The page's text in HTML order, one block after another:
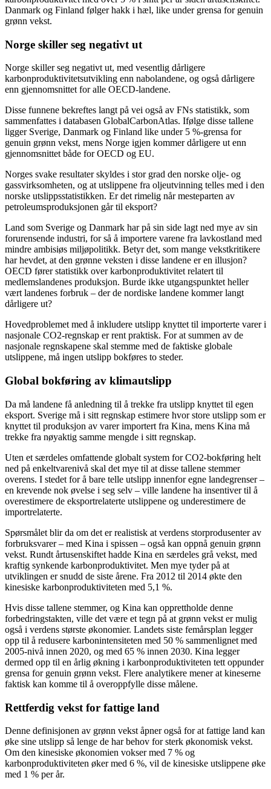
Danmark og Finland følger hakk i hæl, like under grensa for genuin
grønn vekst.
Norge skiller seg negativt ut
Norge skiller seg negativt ut, med vesentlig dårligere
karbonproduktivitetsutvikling enn nabolandene, og også dårligere
enn gjennomsnittet for alle OECD-landene.
Disse funnene bekreftes langt på vei også av FNs statistikk, som
sammenfattes i databasen GlobalCarbonAtlas. Ifølge disse tallene
ligger Sverige, Danmark og Finland like under 5 %-grensa for
genuin grønn vekst, mens Norge igjen kommer dårligere ut enn
gjennomsnittet både for OECD og EU.
Norges svake resultater skyldes i stor grad den norske olje- og
gassvirksomheten, og at utslippene fra oljeutvinning telles med i den
norske utslippsstatistikken. Er det rimelig når mesteparten av
petroleumsproduksjonen går til eksport?
Land som Sverige og Danmark har på sin side lagt ned mye av sin
forurensende industri, for så å importere varene fra lavkostland med
mindre ambisiøs miljøpolitikk. Betyr det, som mange vekstkritikere
har hevdet, at den grønne veksten i disse landene er en illusjon?
OECD fører statistikk over karbonproduktivitet relatert til
medlemslandenes produksjon. Burde ikke utgangspunktet heller
vært landenes forbruk – der de nordiske landene kommer langt
dårligere ut?
Hovedproblemet med å inkludere utslipp knyttet til importerte varer i
nasjonale CO2-regnskap er rent praktisk. For at summen av de
nasjonale regnskapene skal stemme med de faktiske globale
utslippene, må ingen utslipp bokføres to steder.
Global bokføring av klimautslipp
Da må landene få anledning til å trekke fra utslipp knyttet til egen
eksport. Sverige må i sitt regnskap estimere hvor store utslipp som er
knyttet til produksjon av varer importert fra Kina, mens Kina må
trekke fra nøyaktig samme mengde i sitt regnskap.
Uten et særdeles omfattende globalt system for CO2-bokføring helt
ned på enkeltvarenivå skal det mye til at disse tallene stemmer
overens. I stedet for å bare telle utslipp innenfor egne landegrenser –
en krevende nok øvelse i seg selv – ville landene ha insentiver til å
overestimere de eksportrelaterte utslippene og underestimere de
importrelaterte.
Spørsmålet blir da om det er realistisk at verdens storprodusenter av
forbruksvarer – med Kina i spissen – også kan oppnå genuin grønn
vekst. Rundt årtusenskiftet hadde Kina en særdeles grå vekst, med
kraftig synkende karbonproduktivitet. Men mye tyder på at
utviklingen er snudd de siste årene. Fra 2012 til 2014 økte den
kinesiske karbonproduktiviteten med 5,1 %.
Hvis disse tallene stemmer, og Kina kan opprettholde denne
forbedringstakten, ville det være et tegn på at grønn vekst er mulig
også i verdens største økonomier. Landets siste femårsplan legger
opp til å redusere karbonintensiteten med 50 % sammenlignet med
2005-nivå innen 2020, og med 65 % innen 2030. Kina legger
dermed opp til en årlig økning i karbonproduktiviteten tett oppunder
grensa for genuin grønn vekst. Flere analytikere mener at kineserne
faktisk kan komme til å overoppfylle disse målene.
Rettferdig vekst for fattige land
Denne definisjonen av grønn vekst åpner også for at fattige land kan
øke sine utslipp så lenge de har behov for sterk økonomisk vekst.
Om den kinesiske økonomien vokser med 7 % og
karbonproduktiviteten øker med 6 %, vil de kinesiske utslippene øke
med 1 % per år.